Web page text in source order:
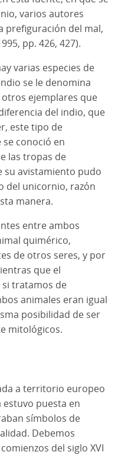
varios autores
prefiguración del mal,
pp. 426, 427).
varias especies de
se le denomina
otros ejemplares que
del indio, que
este tipo de
conoció en
las tropas de
su avistamiento pudo
del unicornio, razón
manera.
entre ambos
quimérico,
de otros seres, y por
que el
tratamos de
animales eran igual
posibilidad de ser
mitológicos.
a territorio europeo
estuvo puesta en
símbolos de
Debemos
del siglo XVI